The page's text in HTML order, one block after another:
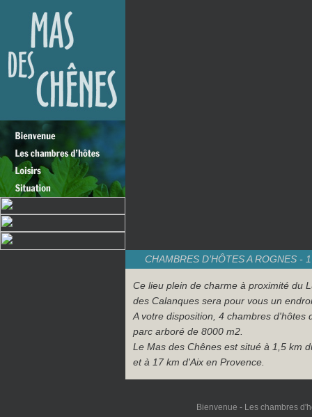
CHAMBRES D’HÔTES A ROGNES -
Ce lieu plein de charme à proximité du
des Calanques sera pour vous un
A votre disposition, 4 chambres d'hôtes
parc arboré de 8000 m2.
Le Mas des Chênes est situé à 1,5 km
et à 17 km d'Aix en Provence.
Bienvenue - Les chambres